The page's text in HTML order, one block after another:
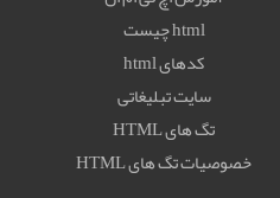
html چیست
کدهای html
سایت تبلیغاتی
تگ های HTML
خصوصيات تگ های HTML